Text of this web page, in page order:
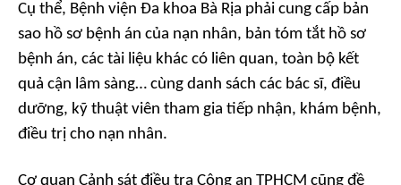
Cụ thể, Bệnh viện Đa khoa Bà Rịa phải cung cấp bản
sao hồ sơ bệnh án của nạn nhân, bản tóm tắt hồ sơ
bệnh án, các tài liệu khác có liên quan, toàn bộ kết
quả cận lâm sàng… cùng danh sách các bác sĩ, điều
dưỡng, kỹ thuật viên tham gia tiếp nhận, khám bệnh,
điều trị cho nạn nhân.
Cơ quan Cảnh sát điều tra Công an TPHCM cũng đề